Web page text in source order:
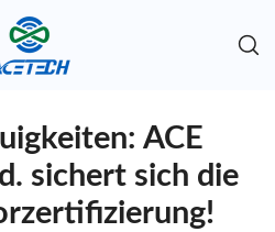
ACE
sichert sich die